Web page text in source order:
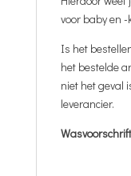
voor baby en
Is het
het bestelde
niet het geval
leverancier.